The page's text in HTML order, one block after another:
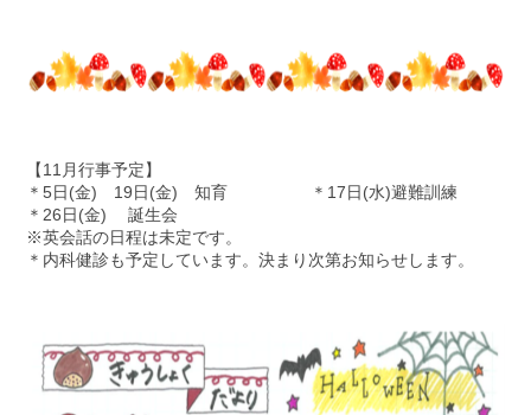
【11月行事予定】
＊5日(金) 19日(金) 知育 ＊17日(水)避難訓練
＊26日(金) 誕生会
※英会話の日程は未定です。
＊内科健診も予定しています。決まり次第お知らせします。